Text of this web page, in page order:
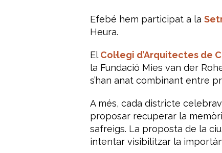
Efebé hem participat a la
Heura.
El Col·legi d’Arquitectes de
la Fundació Mies van der
s’han anat combinant entre
A més, cada districte
proposar recuperar la
safreigs. La proposta de la
intentar visibilitzar la